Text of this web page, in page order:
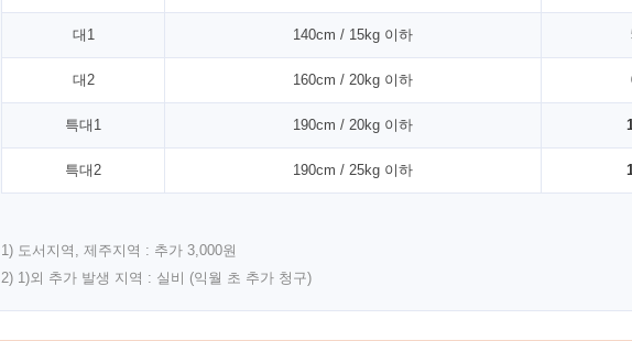
대1 140cm / 15kg 이하
대2 160cm / 20kg 이하
특대1 190cm / 20kg 이하
특대2 190cm / 25kg 이하
1) 도서지역, 제주지역 : 추가 3,000원
2) 1)외 추가 발생 지역 : 실비 (익월 초 추가 청구)